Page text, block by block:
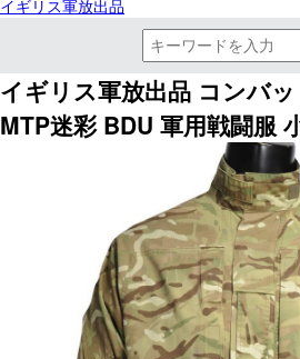
イギリス軍放出品
イギリス軍放出品 コンバ
MTP迷彩 BDU 軍用戦闘服